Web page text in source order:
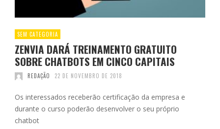
SEM CATEGORIA
ZENVIA DARÁ TREINAMENTO GRATUITO
SOBRE CHATBOTS EM CINCO CAPITAIS
REDAÇÃO 22 DE NOVEMBRO DE 2018
Os interessados receberão certificação da empresa e
durante o curso poderão desenvolver o seu próprio
chatbot